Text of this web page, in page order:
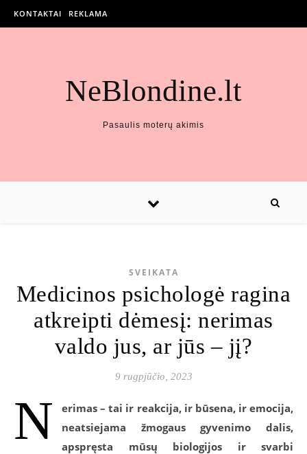
KONTAKTAI REKLAMA
NeBlondine.lt
Pasaulis moterų akimis
SVEIKATA
Medicinos psichologė ragina
atkreipti dėmesį: nerimas
valdo jus, ar jūs – jį?
9 rugpjūčio, 2023
N
erimas – tai ir reakcija, ir būsena, ir emocija,
neatsiejama žmogaus gyvenimo dalis,
apspręsta mūsų biologijos ir svarbi